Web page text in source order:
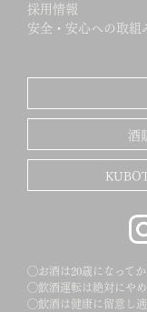
採用情報
安全・安心への取組
酒
◯お酒は20歳になってか
◯飲酒運転は絶対にやめ
◯飲酒は健康に留意し